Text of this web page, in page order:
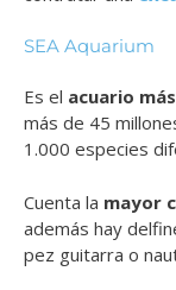
SEA Aquarium
Es el acuario
más de 45
1.000 especies
Cuenta la mayor
además hay
pez guitarra o